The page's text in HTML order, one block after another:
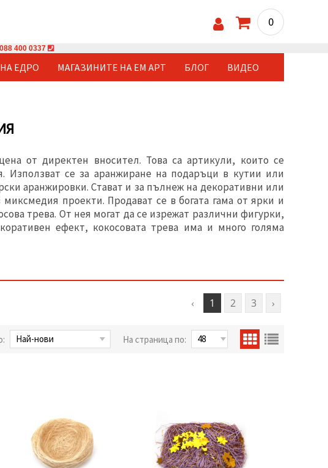
0
400 0337
ЕДРО МАГАЗИНИТЕ НА ЕМ АРТ БЛОГ ВИДЕО
от директен вносител. Това са артикули, които се
Използват се за аранжиране на подаръци в кутии или
аранжировки. Стават и за пълнеж на декоративни или
проекти. Продават се в богата гама от ярки и
трева. От нея могат да се изрежат различни фигурки,
ефект, кокосовата трева има и много голяма
‹ 1 2 3 ›
На страница по: